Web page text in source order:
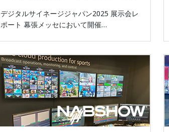
デジタルサイネージジャパン2025 展示会レ
ポート 幕張メッセにおいて開催…